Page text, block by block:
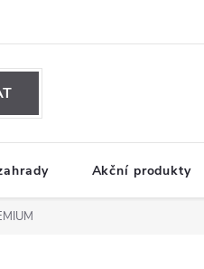
Akční produkty